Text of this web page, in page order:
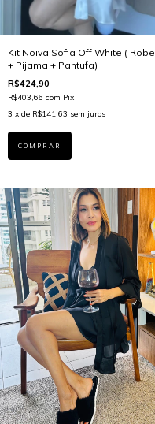
Kit Noiva Sofia Off White ( Robe
+ Pijama + Pantufa)
R$424,90
R$403,66 com Pix
3 x de R$141,63 sem juros
COMPRAR